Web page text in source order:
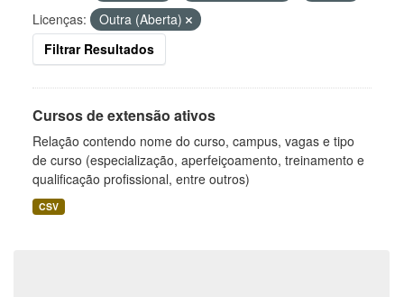
Licenças:
Outra (Aberta)
Filtrar Resultados
Cursos de extensão ativos
Relação contendo nome do curso, campus, vagas e tipo
de curso (especialização, aperfeiçoamento, treinamento e
qualificação profissional, entre outros)
CSV